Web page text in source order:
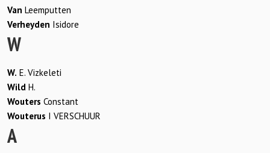
Van Leemputten
Verheyden Isidore
W
W. E. Vizkeleti
Wild H.
Wouters Constant
Wouterus I VERSCHUUR
А